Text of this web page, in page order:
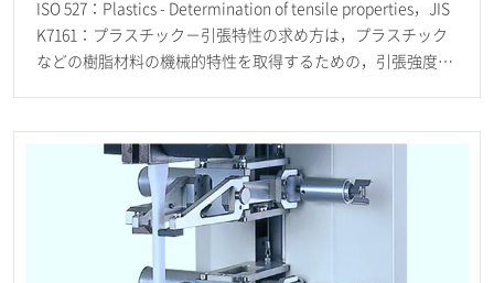
ISO 527：Plastics - Determination of tensile properties，JIS
K7161：プラスチック－引張特性の求め方は，プラスチック
などの樹脂材料の機械的特性を取得するための，引張強度試